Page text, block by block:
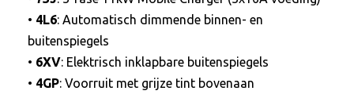
• 4L6: Automatisch dimmende binnen- en
buitenspiegels
• 6XV: Elektrisch inklapbare buitenspiegels
• 4GP: Voorruit met grijze tint bovenaan